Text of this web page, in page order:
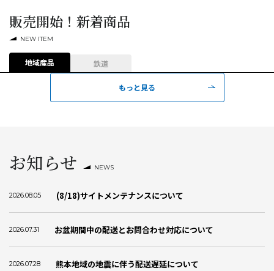
販売開始！新着商品
NEW ITEM
地域産品 鉄道
もっと見る
お知らせ NEWS
2026.08.05 (8/18)サイトメンテナンスについて
2026.07.31 お盆期間中の配送とお問合わせ対応について
2026.07.28 熊本地域の地震に伴う配送遅延について